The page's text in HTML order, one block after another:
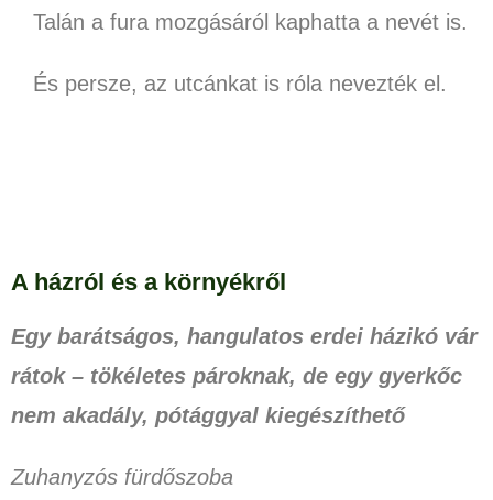
Talán a fura mozgásáról kaphatta a nevét is.
És persze, az utcánkat is róla nevezték el.
A házról és a környékről
Egy barátságos, hangulatos erdei házikó vár
rátok – tökéletes pároknak, de egy gyerkőc
nem akadály, pótággyal kiegészíthető
Zuhanyzós fürdőszoba